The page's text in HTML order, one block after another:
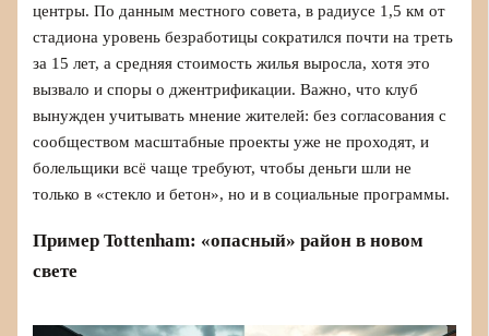
центры. По данным местного совета, в радиусе 1,5 км от
стадиона уровень безработицы сократился почти на треть
за 15 лет, а средняя стоимость жилья выросла, хотя это
вызвало и споры о джентрификации. Важно, что клуб
вынужден учитывать мнение жителей: без согласования с
сообществом масштабные проекты уже не проходят, и
болельщики всё чаще требуют, чтобы деньги шли не
только в «стекло и бетон», но и в социальные программы.
Пример Tottenham: «опасный» район в новом
свете